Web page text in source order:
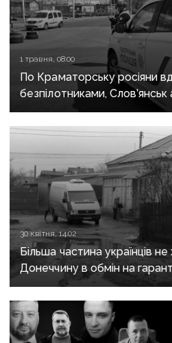
1 травня, 08:00
По Краматорську росіяни
безпілотниками,
росіяни не припиняють
30 квітня, 14:02
Більша частина українців
Донеччину в обмін на
опитування КМІС